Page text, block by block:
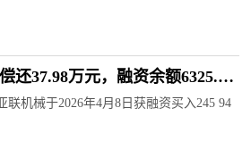
还37.98万元，融资余额6325.99
联机械于2026年4月8日获融资买入245 94